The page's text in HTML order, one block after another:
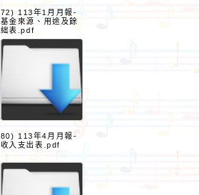
72) 113年1月月報-
基金來源、用途及餘
絀表.pdf
80) 113年4月月報-
收入支出表.pdf